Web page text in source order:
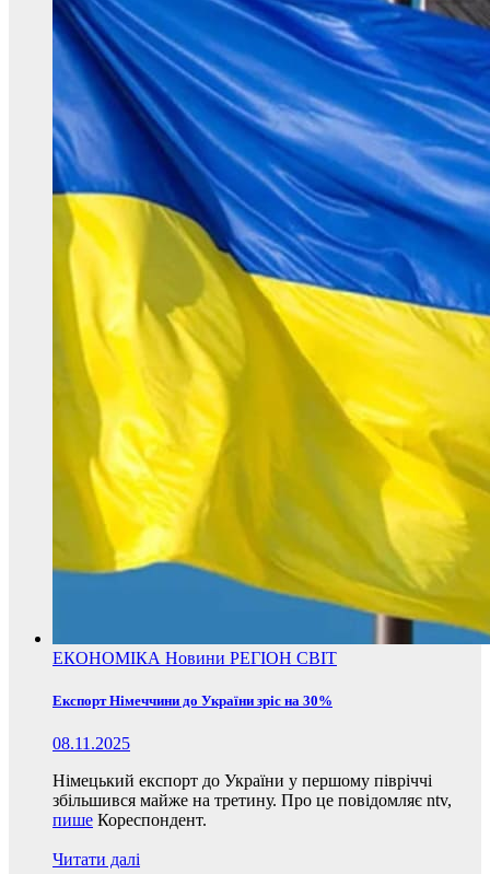
ЕКОНОМІКА Новини РЕГІОН СВІТ
Експорт Німеччини до України зріс на 30%
08.11.2025
Німецький експорт до України у першому півріччі
збільшився майже на третину. Про це повідомляє ntv,
пише Кореспондент.
Читати далі